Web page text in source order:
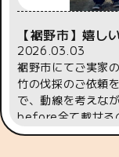
【裾野市】嬉し
2026.03.03
裾野市にてご実家
竹の伐採のご依頼
で、動線を考えな
before全て載せる
afteretc...竹は200